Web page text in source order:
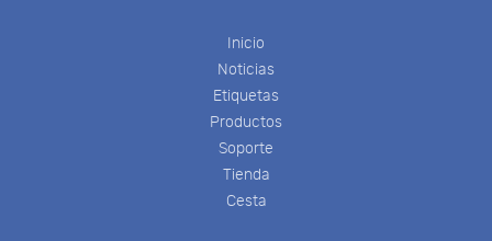
Inicio
Noticias
Etiquetas
Productos
Soporte
Tienda
Cesta